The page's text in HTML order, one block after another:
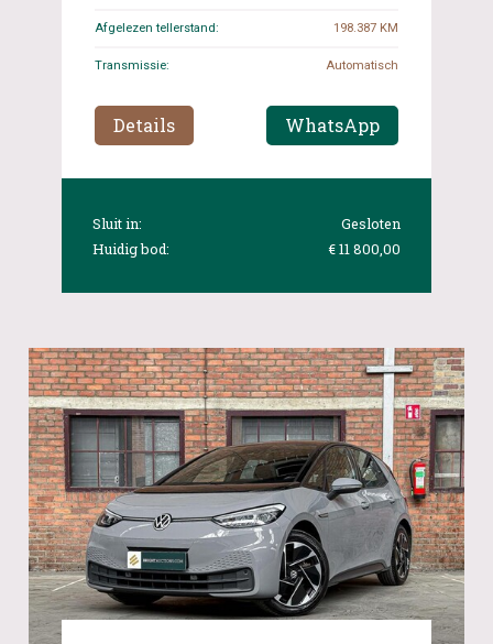
Afgelezen tellerstand: 198.387 KM
Transmissie: Automatisch
Details WhatsApp
Sluit in:
Gesloten
Huidig bod:
€ 11 800,00